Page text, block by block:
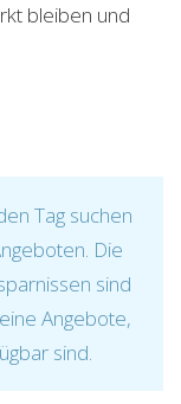
bleiben und
Tag suchen
Die
sind
Angebote,
sind.